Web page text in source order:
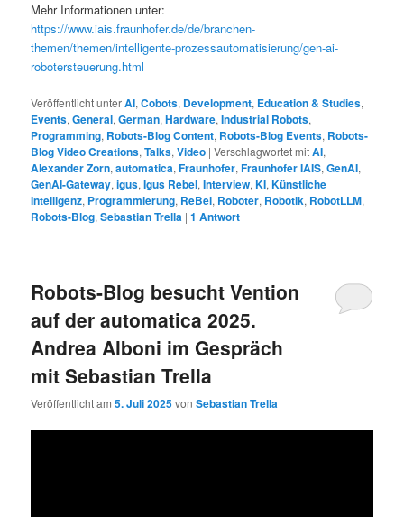
Mehr Informationen unter:
https://www.iais.fraunhofer.de/de/branchen-
themen/themen/intelligente-prozessautomatisierung/gen-ai-
robotersteuerung.html
Veröffentlicht unterAI,Cobots, Development, Education & Studies,
Events,General,German,Hardware,Industrial Robots,
Programming, Robots-Blog Content, Robots-Blog Events, Robots-
Blog Video Creations,Talks,Video |Verschlagwortet mitAI,
Alexander Zorn,automatica,Fraunhofer,Fraunhofer IAIS,GenAI,
GenAI-Gateway,igus,Igus Rebel,Interview,KI,Künstliche
Intelligenz, Programmierung, ReBel, Roboter, Robotik, RobotLLM,
Robots-Blog,Sebastian Trella |1 Antwort
Robots-Blog besucht Vention
auf der automatica 2025.
Andrea Alboni im Gespräch
mit Sebastian Trella
Veröffentlicht am5. Juli 2025vonSebastian Trella